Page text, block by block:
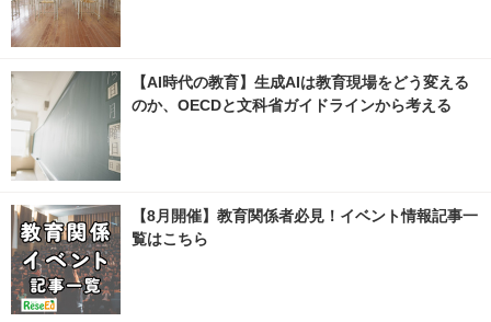
【AI時代の教育】生成AIは教育現場をどう変える
のか、OECDと文科省ガイドラインから考える
【8月開催】教育関係者必見！イベント情報記事一
覧はこちら